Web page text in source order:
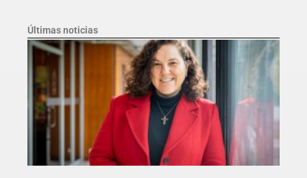
Últimas noticias